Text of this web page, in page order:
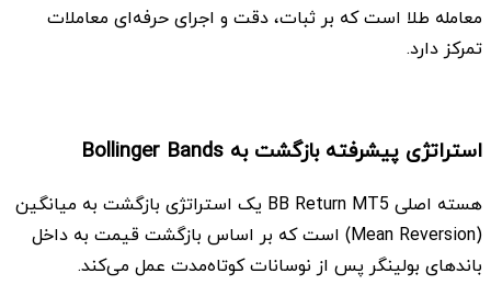
معامله طلا است که بر ثبات، دقت و اجرای حرفه‌ای معاملات
تمرکز دارد.
استراتژی پیشرفته بازگشت به Bollinger Bands
هسته اصلی BB Return MT5 یک استراتژی بازگشت به میانگین
(Mean Reversion) است که بر اساس بازگشت قیمت به داخل
باندهای بولینگر پس از نوسانات کوتاه‌مدت عمل می‌کند.